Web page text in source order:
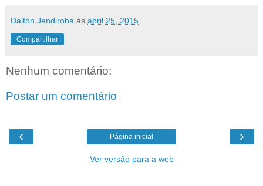
Dalton Jendiroba às abril 25, 2015
Compartilhar
Nenhum comentário:
Postar um comentário
‹ ›
Página inicial
Ver versão para a web